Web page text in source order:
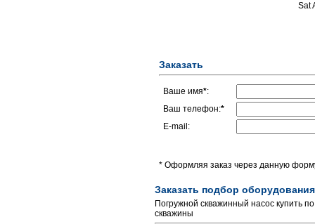
Sat
Заказать
Ваше имя*:
Ваш телефон:*
E-mail:
* Оформляя заказ через данную
Заказать подбор оборудования
Погружной скважинный насос купить
скважины